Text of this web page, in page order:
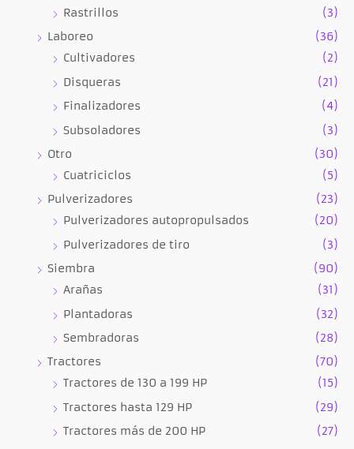
Rastrillos
(3)
Laboreo
(36)
Cultivadores
(2)
Disqueras
(21)
Finalizadores
(4)
Subsoladores
(3)
Otro
(30)
Cuatriciclos
(5)
Pulverizadores
(23)
Pulverizadores autopropulsados
(20)
Pulverizadores de tiro
(3)
Siembra
(90)
Arañas
(31)
Plantadoras
(32)
Sembradoras
(28)
Tractores
(70)
Tractores de 130 a 199 HP
(15)
Tractores hasta 129 HP
(29)
Tractores más de 200 HP
(27)